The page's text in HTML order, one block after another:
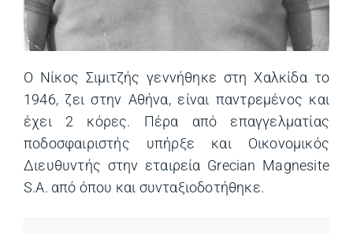
Ο Νίκος Σιμιτζής γεννήθηκε στη Χαλκίδα το
1946, ζει στην Αθήνα, είναι παντρεμένος και
έχει 2 κόρες. Πέρα από επαγγελματίας
ποδοσφαιριστής υπήρξε και Οικονομικός
Διευθυντής στην εταιρεία Grecian Magnesite
S.A. από όπου και συνταξιοδοτήθηκε.